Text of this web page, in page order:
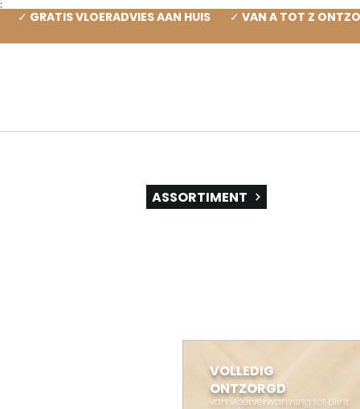
;
✓ GRATIS VLOERADVIES AAN HUIS ✓ VAN A TOT Z
ASSORTIMENT
VOLLEDIG
ONTZORGD
van vloerverwarming tot plint